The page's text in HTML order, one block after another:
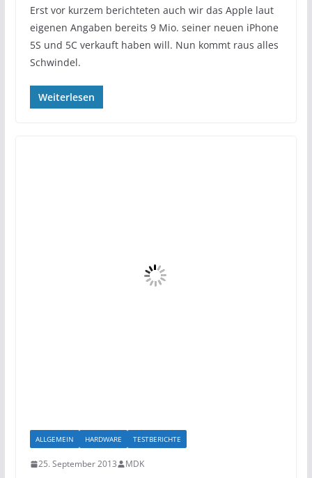
Erst vor kurzem berichteten auch wir das Apple laut
eigenen Angaben bereits 9 Mio. seiner neuen iPhone
5S und 5C verkauft haben will. Nun kommt raus alles
Schwindel.
Weiterlesen
ALLGEMEIN HARDWARE TESTBERICHTE
25. September 2013 MDK